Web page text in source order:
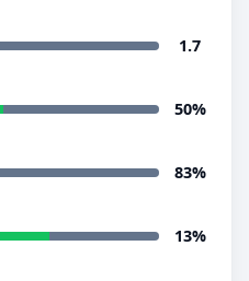
1.7
50%
83%
13%